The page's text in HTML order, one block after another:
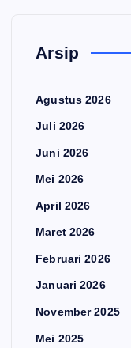
Arsip
Agustus 2026
Juli 2026
Juni 2026
Mei 2026
April 2026
Maret 2026
Februari 2026
Januari 2026
November 2025
Mei 2025